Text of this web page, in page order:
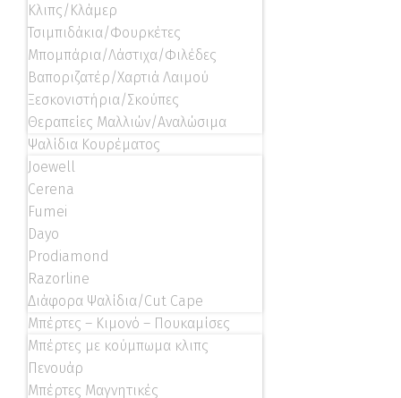
Κλιπς/Κλάμερ
Τσιμπιδάκια/Φουρκέτες
Μπομπάρια/Λάστιχα/Φιλέδες
Βαποριζατέρ/Χαρτιά Λαιμού
Ξεσκονιστήρια/Σκούπες
Θεραπείες Μαλλιών/Αναλώσιμα
Ψαλίδια Κουρέματος
Joewell
Cerena
Fumei
Dayo
Prodiamond
Razorline
Διάφορα Ψαλίδια/Cut Cape
Μπέρτες – Κιμονό – Πουκαμίσες
Μπέρτες με κούμπωμα κλιπς
Πενουάρ
Μπέρτες Μαγνητικές